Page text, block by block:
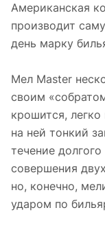
Американская
производит
день марку
Мел Master
своим
крошится, легко
на ней тонкий
течение
совершения
но, конечно,
ударом по